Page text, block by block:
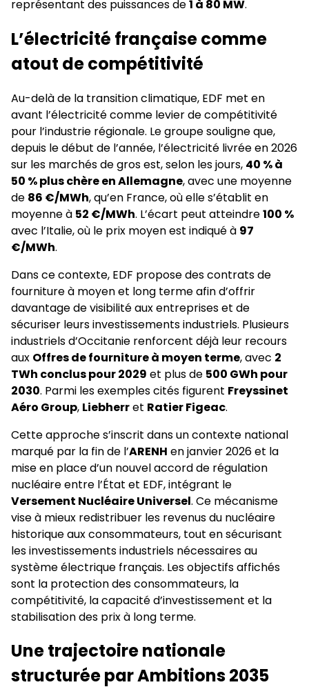
représentant des puissances de1 à 80 MW.
L’électricité française comme
atout de compétitivité
Au-delà de la transition climatique, EDF met en
avant l’électricité comme levier de compétitivité
pour l’industrie régionale. Le groupe souligne que,
depuis le début de l’année, l’électricité livrée en 2026
sur les marchés de gros est, selon les jours, 40 % à
50 % plus chère en Allemagne, avec une moyenne
de 86 €/MWh, qu’en France, où elle s’établit en
moyenne à 52 €/MWh. L’écart peut atteindre100 %
avec l’Italie, où le prix moyen est indiqué à 97
€/MWh.
Dans ce contexte, EDF propose des contrats de
fourniture à moyen et long terme afin d’offrir
davantage de visibilité aux entreprises et de
sécuriser leurs investissements industriels. Plusieurs
industriels d’Occitanie renforcent déjà leur recours
aux Offres de fourniture à moyen terme, avec 2
TWh conclus pour 2029 et plus de 500 GWh pour
2030. Parmi les exemples cités figurent Freyssinet
Aéro Group, Liebherret Ratier Figeac.
Cette approche s’inscrit dans un contexte national
marqué par la fin de l’ARENH en janvier 2026 et la
mise en place d’un nouvel accord de régulation
nucléaire entre l’État et EDF, intégrant le
Versement Nucléaire Universel. Ce mécanisme
vise à mieux redistribuer les revenus du nucléaire
historique aux consommateurs, tout en sécurisant
les investissements industriels nécessaires au
système électrique français. Les objectifs affichés
sont la protection des consommateurs, la
compétitivité, la capacité d’investissement et la
stabilisation des prix à long terme.
Une trajectoire nationale
structurée par Ambitions 2035